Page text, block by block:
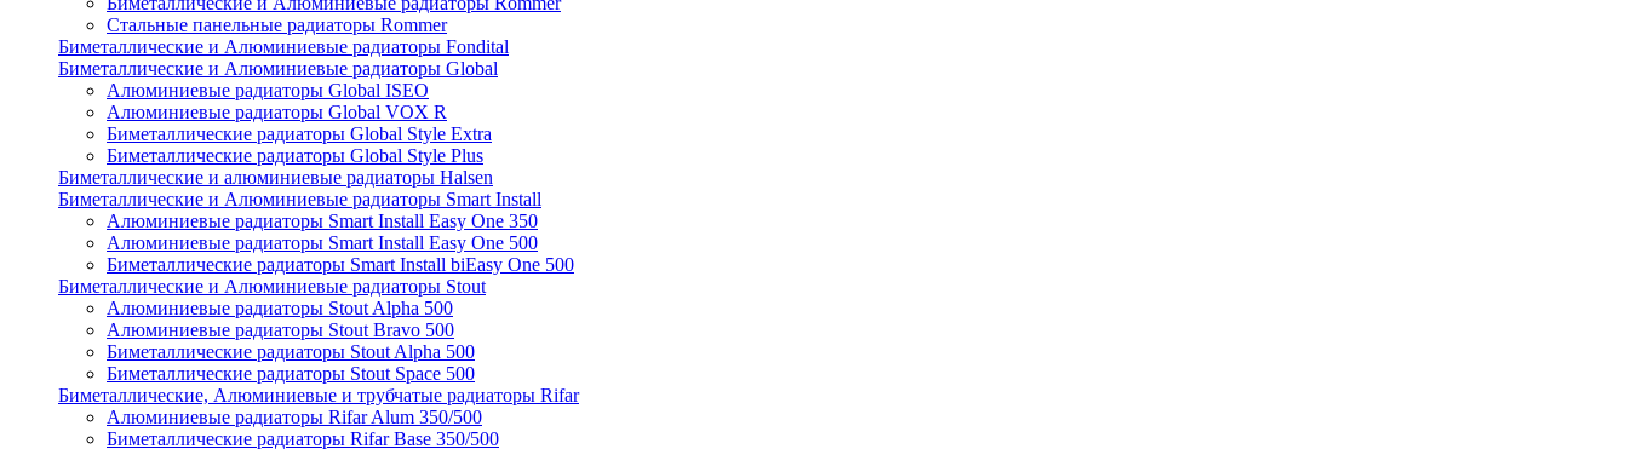
Стальные панельные радиаторы Rommer
Биметаллические и Алюминиевые радиаторы Fondital
Биметаллические и Алюминиевые радиаторы Global
Алюминиевые радиаторы Global ISEO
Алюминиевые радиаторы Global VOX R
Биметаллические радиаторы Global Style Extra
Биметаллические радиаторы Global Style Plus
Биметаллические и алюминиевые радиаторы Halsen
Биметаллические и Алюминиевые радиаторы Smart Install
Алюминиевые радиаторы Smart Install Easy One 350
Алюминиевые радиаторы Smart Install Easy One 500
Биметаллические радиаторы Smart Install biEasy One 500
Биметаллические и Алюминиевые радиаторы Stout
Алюминиевые радиаторы Stout Alpha 500
Алюминиевые радиаторы Stout Bravo 500
Биметаллические радиаторы Stout Alpha 500
Биметаллические радиаторы Stout Space 500
Биметаллические, Алюминиевые и трубчатые радиаторы Rifar
Алюминиевые радиаторы Rifar Alum 350/500
Биметаллические радиаторы Rifar Base 350/500